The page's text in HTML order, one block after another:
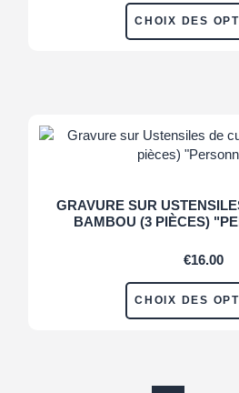
CHOIX DES
GRAVURE SUR
BAMBOU (3 PIÈCES)
€16.00
CHOIX DES